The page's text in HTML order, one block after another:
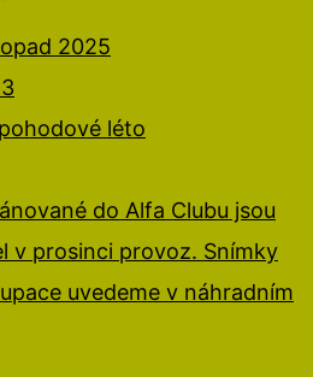
2025
léto
do Alfa Clubu jsou
v prosinci provoz. Snímky
uvedeme v náhradním